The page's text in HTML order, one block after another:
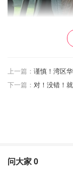
上一篇：
下一篇：
问大家0